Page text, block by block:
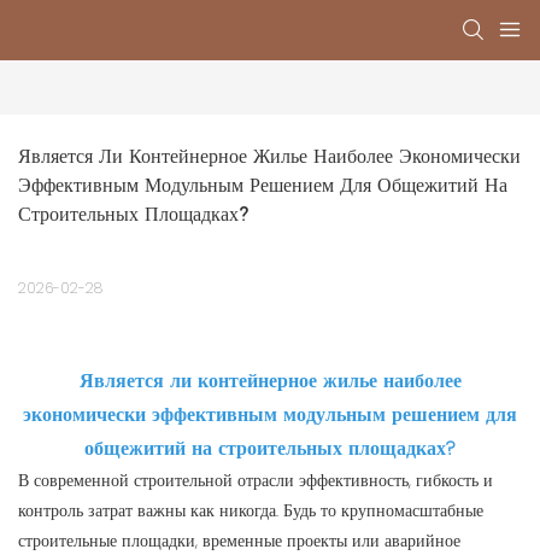
Является Ли Контейнерное Жилье Наиболее Экономически
Эффективным Модульным Решением Для Общежитий На
Строительных Площадках?
2026-02-28
Является ли контейнерное жилье наиболее
экономически эффективным модульным решением для
общежитий на строительных площадках?
В современной строительной отрасли эффективность, гибкость и
контроль затрат важны как никогда. Будь то крупномасштабные
строительные площадки, временные проекты или аварийное